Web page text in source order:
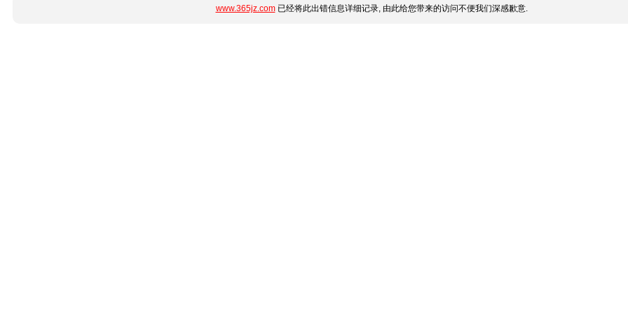
www.365jz.com已经将此出错信息详细记录, 由此给您带来的访问不便我们深感歉意.